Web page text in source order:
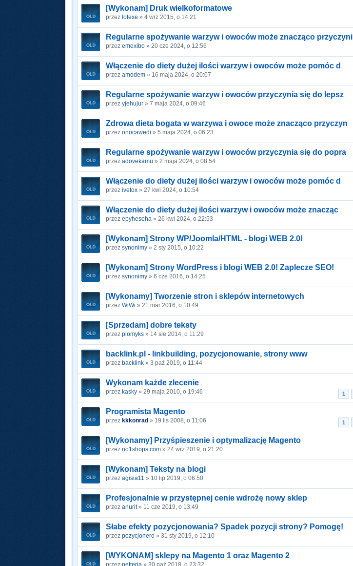
[Wykonam] Druk wielkoformatowe
przez lolexe » 4 wrz 2015, o 14:21
Regularne spożywanie warzyw i owoców może znacząco przyczyni
przezemexibo » 20 cze 2024, o 12:56
Włączenie do diety dużej ilości warzyw i owoców może pomóc d
przezamodem » 16 maja 2024, o 20:07
Regularne spożywanie warzyw i owoców przyczynia się do lepsz
przezyjehujur » 7 maja 2024, o 09:46
Zdrowa dieta bogata w warzywa i owoce może znacząco przyczyn
przezonocawedi » 5 maja 2024, o 06:23
Regularne spożywanie warzyw i owoców przyczynia się do popra
przezadovekamu » 2 maja 2024, o 08:54
Włączenie do diety dużej ilości warzyw i owoców może pomóc d
przezivetox » 27 kwi 2024, o 10:54
Włączenie do diety dużej ilości warzyw i owoców może znacząc
przezepyheseha » 26 kwi 2024, o 22:53
[Wykonam] Strony WP/Joomla/HTML - blogi WEB 2.0!
przezsynonimy » 2 sty 2015, o 10:22
[Wykonam] Strony WordPress i blogi WEB 2.0! Zaplecze SEO!
przezsynonimy » 6 cze 2016, o 14:25
[Wykonamy] Tworzenie stron i sklepów internetowych
przezWiWi » 21 mar 2016, o 10:49
[Sprzedam] dobre teksty
przezplomyks » 14 sie 2014, o 11:29
backlink.pl - linkbuilding, pozycjonowanie, strony www
przez backlink » 3 paź 2019, o 11:44
Wykonam każde zlecenie
1
przez kasky » 29 maja 2010, o 19:46
Programista Magento
1
przez kkkonrad » 19 lis 2008, o 11:06
[Wykonamy] Przyśpieszenie i optymalizację Magento
przezno1shops.com » 24 wrz 2019, o 21:20
[Wykonam] Teksty na blogi
przezagisia11 » 10 lip 2019, o 06:50
Profesjonalnie w przystępnej cenie wdrożę nowy sklep
przezanurit» 11 cze 2019, o 13:49
Słabe efekty pozycjonowania? Spadek pozycji strony? Pomogę!
przezpozycjonero » 31 sty 2019, o 12:10
[WYKONAM] sklepy na Magento 1 oraz Magento 2
przeznetteria » 30 paź 2018, o 23:32